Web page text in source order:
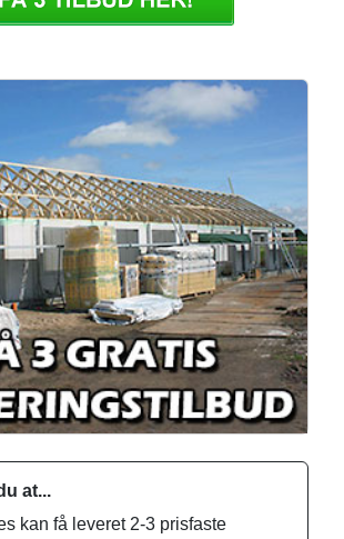
at...
kan få leveret 2-3 prisfaste